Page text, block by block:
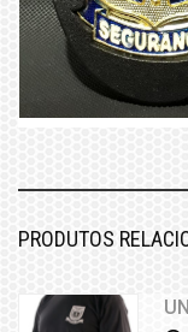
PRODUTOS